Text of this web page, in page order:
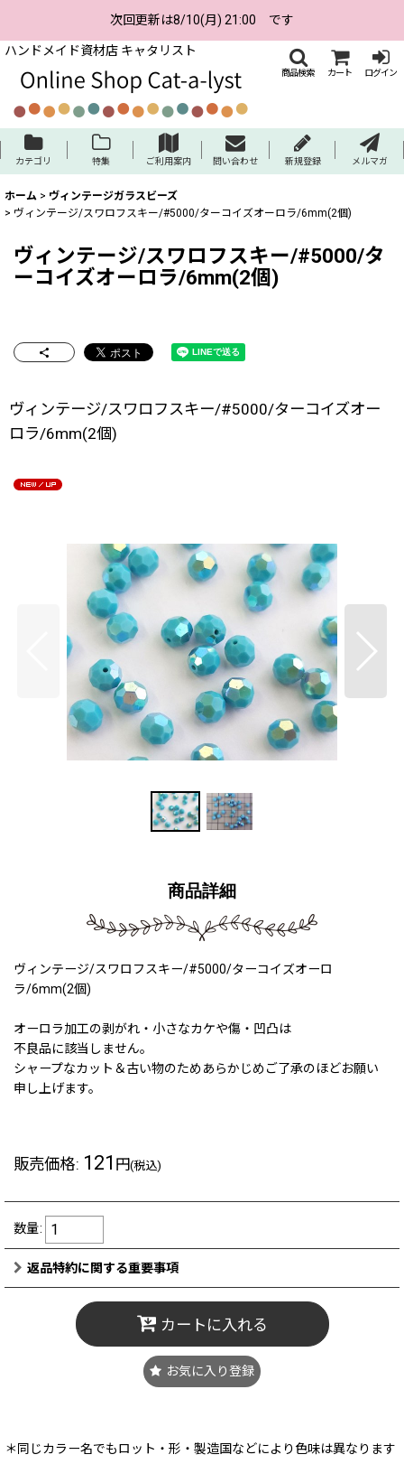
次回更新は8/10(月) 21:00 です
ハンドメイド資材店 キャタリスト
商品検索 カート ログイン
カテゴリ 特集 ご利用案内 問い合わせ 新規登録 メルマガ
ホーム > ヴィンテージガラスビーズ
> ヴィンテージ/スワロフスキー/#5000/ターコイズオーロラ/6mm(2個)
ヴィンテージ/スワロフスキー/#5000/タ
ーコイズオーロラ/6mm(2個)
ヴィンテージ/スワロフスキー/#5000/ターコイズオー
ロラ/6mm(2個)
商品詳細
ヴィンテージ/スワロフスキー/#5000/ターコイズオーロ
ラ/6mm(2個)
オーロラ加工の剥がれ・小さなカケや傷・凹凸は
不良品に該当しません。
シャープなカット＆古い物のためあらかじめご了承のほどお願い
申し上げます。
販売価格: 121 円(税込)
数量:
返品特約に関する重要事項
カートに入れる
お気に入り登録
＊同じカラー名でもロット・形・製造国などにより色味は異なります